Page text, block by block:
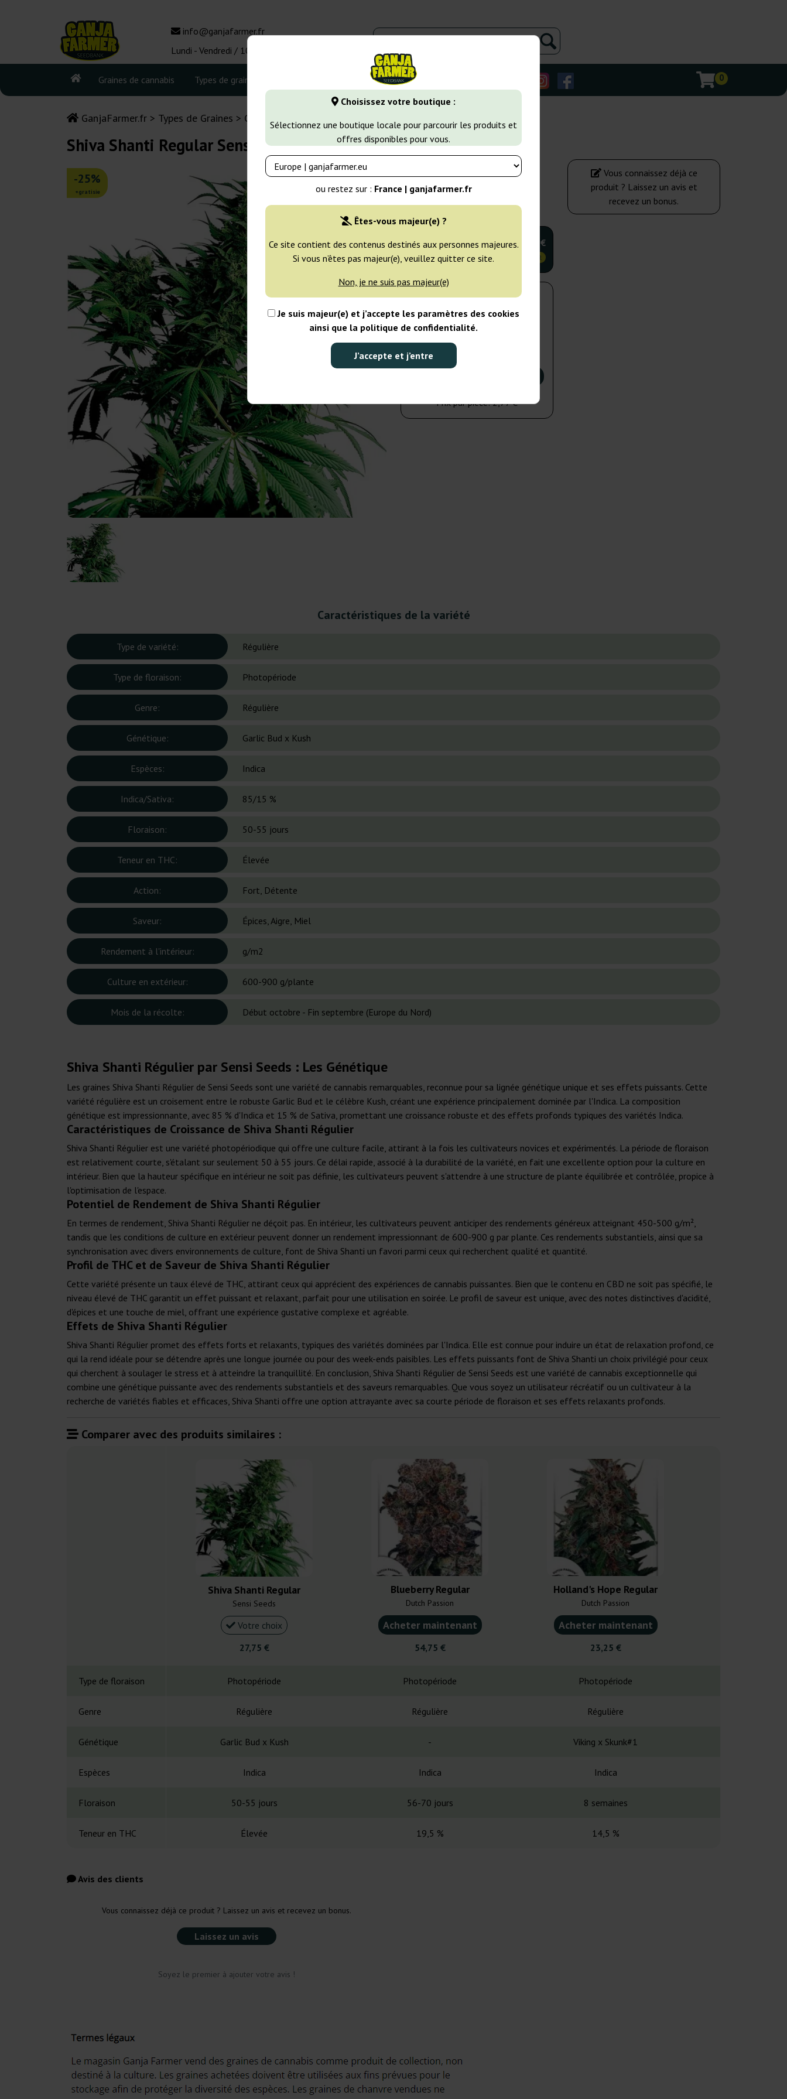
Choisissez votre boutique :
Sélectionnez une boutique locale pour parcourir les produits et
offres disponibles pour vous.
ou restez sur : France | ganjafarmer.fr
Êtes-vous majeur(e) ?
Ce site contient des contenus destinés aux personnes majeures.
Si vous n’êtes pas majeur(e), veuillez quitter ce site.
Non, je ne suis pas majeur(e)
Je suis majeur(e) et j’accepte les paramètres des cookies
ainsi que la politique de confidentialité.
J’accepte et j’entre
info@ganjafarmer.fr
Lundi - Vendredi / 10:00 - 16:00
Graines de cannabis Types de graines Variétés de cannabis 0
GanjaFarmer.fr Types de Graines Graines de Cannabis Indica
Shiva Shanti Regular Sensi Seeds
-25%
+gratisie
Sensi Seeds
10 graines
EXPÉD. 3-7 JOURS
27,75 €
25% MOINS CHER
10 graines
37,00 € 27,75 €
Nombre de paquets :
Prix par pièce:2,77 €
Vous connaissez déjà ce
produit ? Laissez un avis et
recevez un bonus.
Caractéristiques de la variété
Type de variété: Régulière
Type de floraison: Photopériode
Genre: Régulière
Génétique: Garlic Bud x Kush
Espèces: Indica
Indica/Sativa: 85/15 %
Floraison: 50-55 jours
Teneur en THC: Élevée
Action: Fort, Détente
Saveur: Épices, Aigre, Miel
Rendement à l'intérieur: g/m2
Culture en extérieur: 600-900 g/plante
Mois de la récolte: Début octobre - Fin septembre (Europe du Nord)
Shiva Shanti Régulier par Sensi Seeds : Les Génétique
Les graines Shiva Shanti Régulier de Sensi Seeds sont une variété de cannabis remarquables, reconnue pour sa lignée génétique unique et ses effets puissants. Cette
variété régulière est un croisement entre le robuste Garlic Bud et le célèbre Kush, créant une expérience principalement dominée par l'Indica. La composition
génétique est impressionnante, avec 85 % d'Indica et 15 % de Sativa, promettant une croissance robuste et des effets profonds typiques des variétés Indica.
Caractéristiques de Croissance de Shiva Shanti Régulier
Shiva Shanti Régulier est une variété photopériodique qui offre une culture facile, attirant à la fois les cultivateurs novices et expérimentés. La période de floraison
est relativement courte, s'étalant sur seulement 50 à 55 jours. Ce délai rapide, associé à la durabilité de la variété, en fait une excellente option pour la culture en
intérieur. Bien que la hauteur spécifique en intérieur ne soit pas définie, les cultivateurs peuvent s'attendre à une structure de plante équilibrée et contrôlée, propice à
l'optimisation de l'espace.
Potentiel de Rendement de Shiva Shanti Régulier
En termes de rendement, Shiva Shanti Régulier ne déçoit pas. En intérieur, les cultivateurs peuvent anticiper des rendements généreux atteignant 450-500 g/m²,
tandis que les conditions de culture en extérieur peuvent donner un rendement impressionnant de 600-900 g par plante. Ces rendements substantiels, ainsi que sa
synchronisation avec divers environnements de culture, font de Shiva Shanti un favori parmi ceux qui recherchent qualité et quantité.
Profil de THC et de Saveur de Shiva Shanti Régulier
Cette variété présente un taux élevé de THC, attirant ceux qui apprécient des expériences de cannabis puissantes. Bien que le contenu en CBD ne soit pas spécifié, le
niveau élevé de THC garantit un effet puissant et relaxant, parfait pour une utilisation en soirée. Le profil de saveur est unique, avec des notes distinctives d'acidité,
d'épices et une touche de miel, offrant une expérience gustative complexe et agréable.
Effets de Shiva Shanti Régulier
Shiva Shanti Régulier promet des effets forts et relaxants, typiques des variétés dominées par l'Indica. Elle est connue pour induire un état de relaxation profond, ce
qui la rend idéale pour se détendre après une longue journée ou pour des week-ends paisibles. Les effets puissants font de Shiva Shanti un choix privilégié pour ceux
qui cherchent à soulager le stress et à atteindre la tranquillité. En conclusion, Shiva Shanti Régulier de Sensi Seeds est une variété de cannabis exceptionnelle qui
combine une génétique puissante avec des rendements substantiels et des saveurs remarquables. Que vous soyez un utilisateur récréatif ou un cultivateur à la
recherche de variétés fiables et efficaces, Shiva Shanti offre une option attrayante avec sa courte période de floraison et ses effets relaxants profonds.
Comparer avec des produits similaires :
Shiva Shanti Regular
Sensi Seeds
Votre choix
27,75 €
Blueberry Regular
Dutch Passion
Acheter maintenant
54,75 €
Holland's Hope Regular
Dutch Passion
Acheter maintenant
23,25 €
Type de floraison Photopériode Photopériode Photopériode
Genre Régulière Régulière Régulière
Génétique Garlic Bud x Kush - Viking x Skunk#1
Espèces Indica Indica Indica
Floraison 50-55 jours 56-70 jours 8 semaines
Teneur en THC Élevée 19,5 % 14,5 %
Avis des clients
Vous connaissez déjà ce produit ? Laissez un avis et recevez un bonus.
Laissez un avis
Soyez le premier à ajouter votre avis !